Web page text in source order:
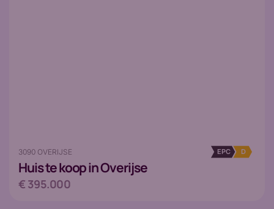
3090 OVERIJSE
Huiste koop in Overijse
EPC D
€ 395.000